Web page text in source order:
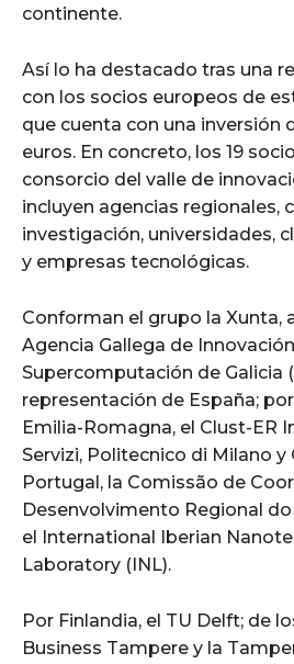
continente.
Así lo ha destacado tras una
con los socios europeos de
que cuenta con una inversión
euros. En concreto, los 19
consorcio del valle de
incluyen agencias regionales,
investigación, universidades,
y empresas tecnológicas.
Conforman el grupo la Xunta,
Agencia Gallega de
Supercomputación de Galicia
representación de España;
Emilia-Romagna, el Clust-ER
Servizi, Politecnico di Milano
Portugal, la Comissão de
Desenvolvimento Regional do
el International Iberian
Laboratory (INL).
Por Finlandia, el TU Delft; de
Business Tampere y la